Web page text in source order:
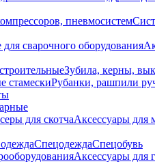
пневмосистем
сварочного оборудования
Зубила, керны,
стамескиРубанки, рашпили
для скотчаАксессуары для
СпецодеждаСпецобувь
Аксессуары для